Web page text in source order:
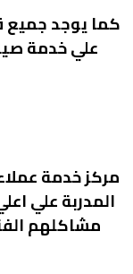
كما يوجد جميع
علي خدمة
مركز خدمة
المدربة علي
مشاكلهم